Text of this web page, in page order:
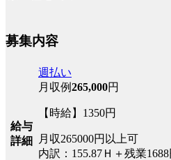
募集内容
給与
詳細
週払い
月収例265,000円
【時給】1350円
月収265000円以上可
内訳：155.87Ｈ＋残業